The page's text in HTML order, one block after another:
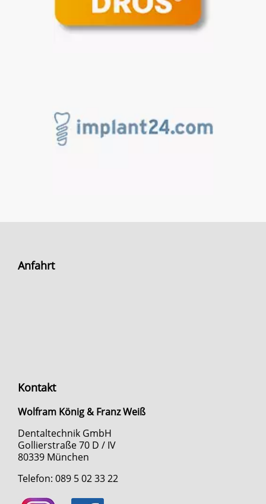
Anfahrt
Kontakt
Wolfram König & Franz Weiß
Dentaltechnik GmbH
Gollierstraße 70 D / IV
80339 München
Telefon: 089 5 02 33 22